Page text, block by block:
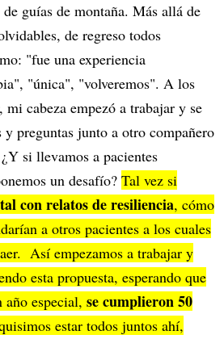
guías de montaña. Más allá de
de regreso todos
"fue una experiencia
"única", "volveremos". A los
mi cabeza empezó a trabajar y se
y preguntas junto a otro compañero
si llevamos a pacientes
un desafío? Tal vez si
con relatos de resiliencia, cómo
a otros pacientes a los cuales
Así empezamos a trabajar y
esta propuesta, esperando que
año especial, se cumplieron 50
estar todos juntos ahí,